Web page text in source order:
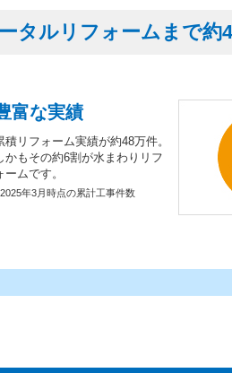
タルリフォームまで約
富な実績
積リフォーム実績が約48万件。
かもその約6割が水まわりリフ
ームです。
年3月時点の累計工事件数